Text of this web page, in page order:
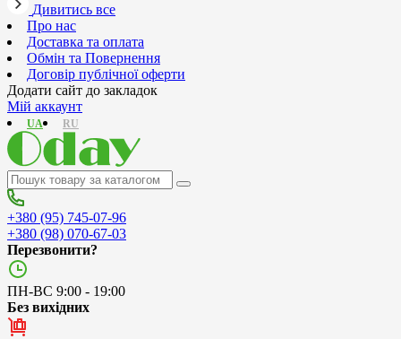
Дивитись все
Про нас
Доставка та оплата
Обмін та Повернення
Договір публічної оферти
Додати сайт до закладок
Мій аккаунт
RU
UA
+380 (95) 745-07-96
+380 (98) 070-67-03
Перезвонити?
ПН-ВС 9:00 - 19:00
Без вихідних